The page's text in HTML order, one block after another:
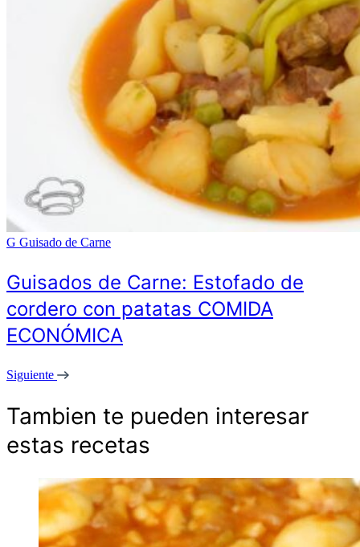
G Guisado de Carne
Guisados de Carne: Estofado de
cordero con patatas COMIDA
ECONÓMICA
Siguiente
Tambien te pueden interesar
estas recetas